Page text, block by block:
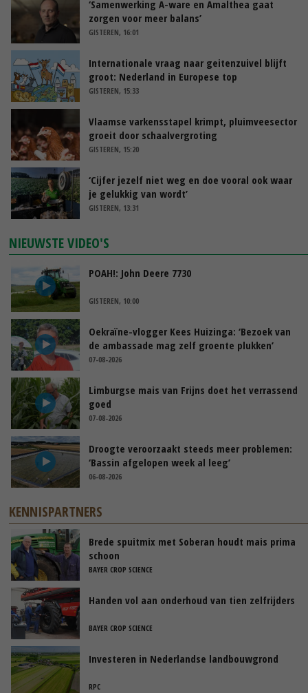
‘Samenwerking A-ware en Amalthea gaat
zorgen voor meer balans’
GISTEREN, 16:01
Internationale vraag naar geitenzuivel blijft
groot: Nederland in Europese top
GISTEREN, 15:33
Vlaamse varkensstapel krimpt, pluimveesector
groeit door schaalvergroting
GISTEREN, 15:20
‘Cijfer jezelf niet weg en doe vooral ook waar
je gelukkig van wordt’
GISTEREN, 13:31
NIEUWSTE VIDEO'S
POAH!: John Deere 7730
GISTEREN, 10:00
Oekraïne-vlogger Kees Huizinga: ‘Bezoek van
de ambassade mag zelf groente plukken’
07-08-2026
Limburgse mais van Frijns doet het verrassend
goed
07-08-2026
Droogte veroorzaakt steeds meer problemen:
‘Bassin afgelopen week al leeg’
06-08-2026
KENNISPARTNERS
Brede spuitmix met Soberan houdt mais prima
schoon
BAYER CROP SCIENCE
Handen vol aan onderhoud van tien zelfrijders
BAYER CROP SCIENCE
Investeren in Nederlandse landbouwgrond
RPC